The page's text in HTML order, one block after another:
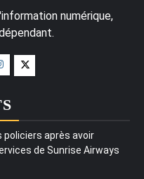
numérique,
policiers après avoir
de Sunrise Airways